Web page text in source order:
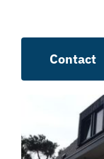
Contact